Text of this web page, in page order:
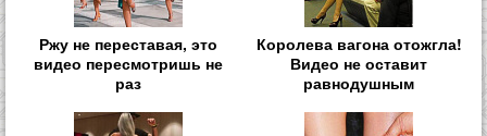
Ржу не переставая, это
видео пересмотришь не
раз
Королева вагона отожгла!
Видео не оставит
равнодушным